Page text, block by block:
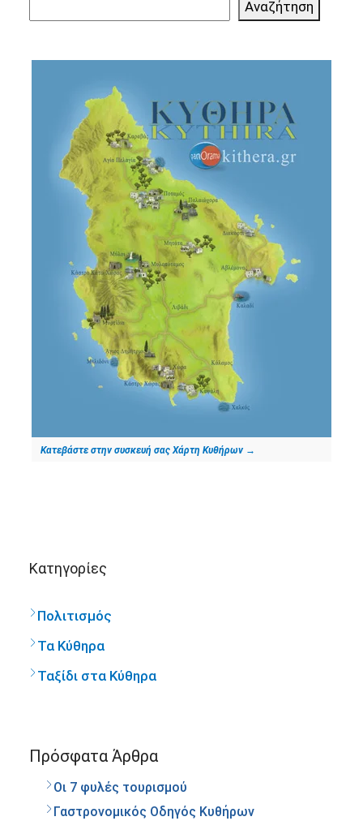
Αναζήτηση
Κατεβάστε στην συσκευή σας Χάρτη Κυθήρων →
Kατηγορίες
Πολιτισμός
Τα Κύθηρα
Ταξίδι στα Κύθηρα
Πρόσφατα Άρθρα
Οι 7 φυλές τουρισμού
Γαστρονομικός Οδηγός Κυθήρων